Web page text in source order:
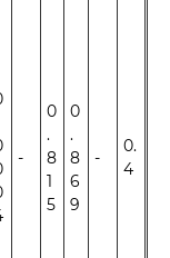
-
0
.
8
1
5
0
.
8
6
9
-
0.
4